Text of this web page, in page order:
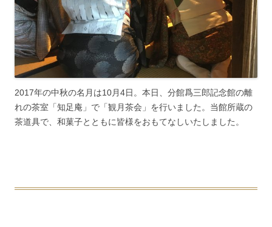
2017年の中秋の名月は10月4日。本日、分館爲三郎記念館の離
れの茶室「知足庵」で「観月茶会」を行いました。当館所蔵の
茶道具で、和菓子とともに皆様をおもてなしいたしました。